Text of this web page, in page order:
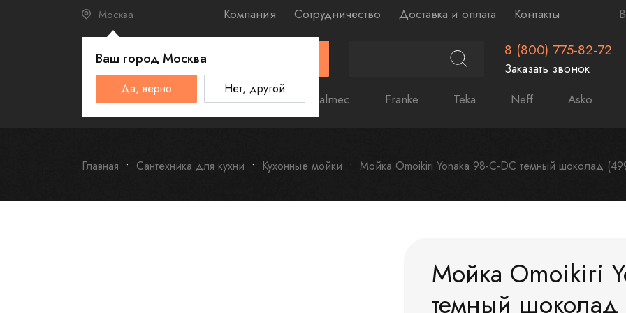
Москва
Ваш город Москва
Да, верно Нет, другой
Компания Сотрудничество Доставка и оплата Контакты
8 (800) 775-82-72
Заказать звонок
Schulthess Smeg Omoikiri Falmec Franke Teka Neff Asko
Главная Сантехника для кухни Кухонные мойки Мойка Omoikiri Yonaka 98-C-DC темный шоколад
Мойка Omoikiri
темный